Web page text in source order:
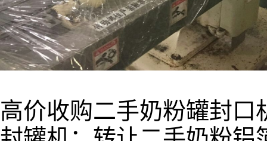
高价收购二手奶粉罐封